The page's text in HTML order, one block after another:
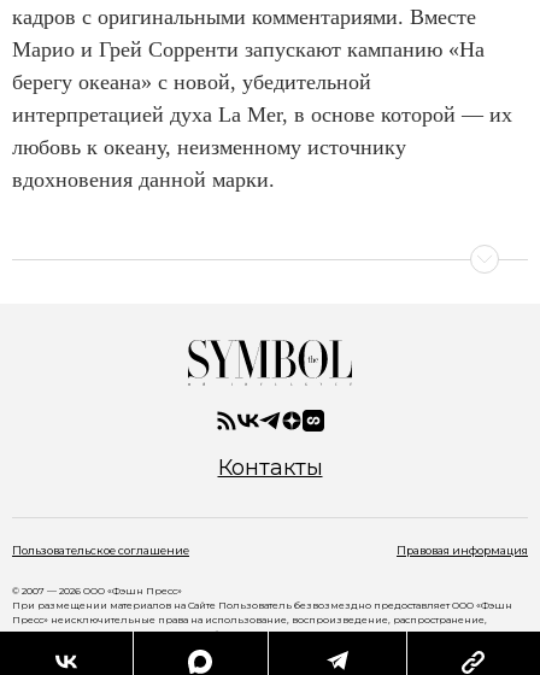
кадров с оригинальными комментариями. Вместе
Марио и Грей Сорренти запускают кампанию «На
берегу океана» с новой, убедительной
интерпретацией духа La Mer, в основе которой — их
любовь к океану, неизменному источнику
вдохновения данной марки.
Контакты
Пользовательское соглашение Правовая информация
© 2007 — 2026 ООО «Фэшн Пресс»
При размещении материалов на Сайте Пользователь безвозмездно предоставляет ООО «Фэшн
Пресс» неисключительные права на использование, воспроизведение, распространение,
создание производных произведений, а также на демонстрацию материалов и доведение их до
www.thesymbol.ru